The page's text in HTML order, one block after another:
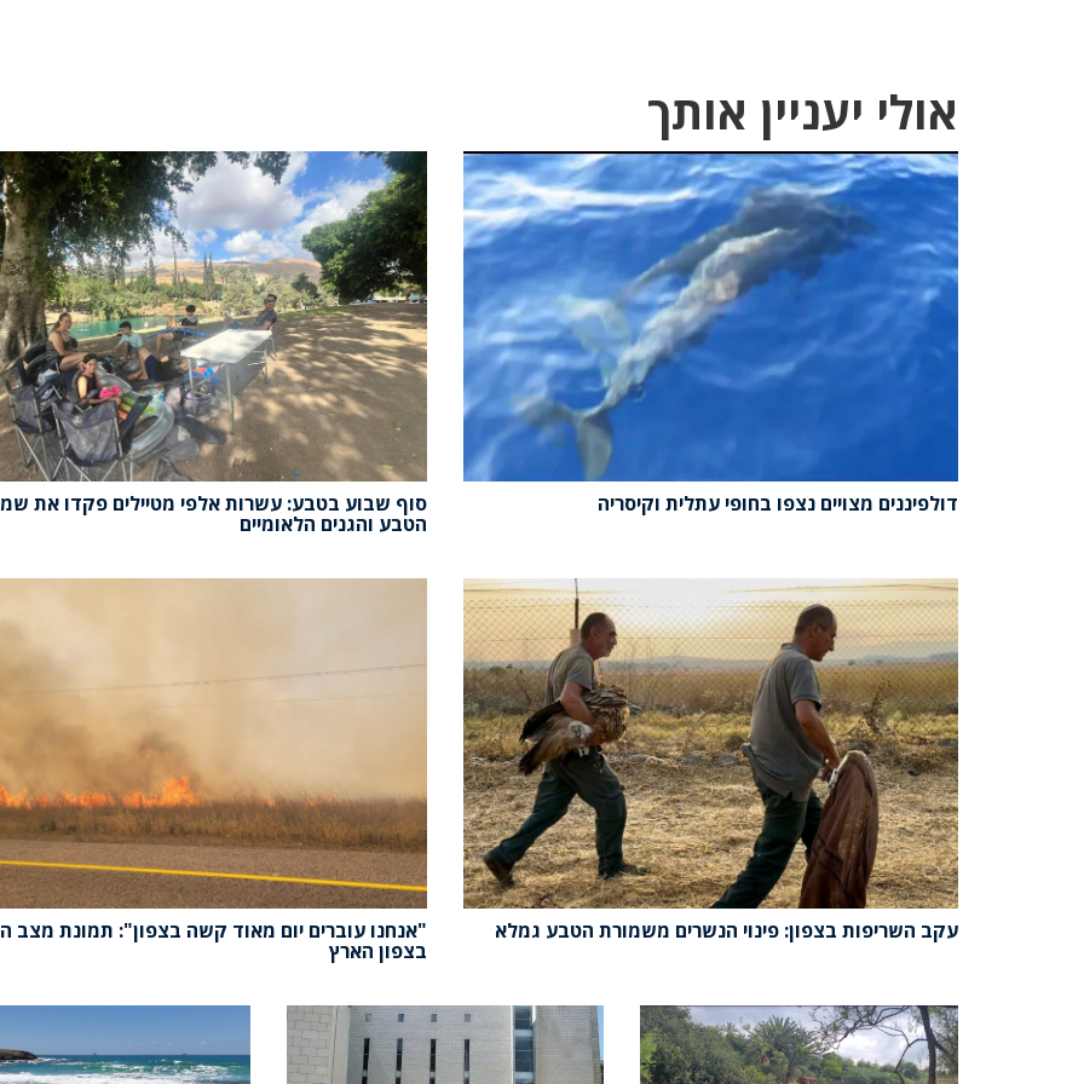
אולי יעניין אותך
דולפיננים מצויים נצפו בחופי עתלית וקיסריה סוף שבוע בטבע: עשרות אלפי מטיילים פקדו את
הטבע והגנים הלאומיים
עקב השריפות בצפון: פינוי הנשרים משמורת הטבע גמלא "אנחנו עוברים יום מאוד קשה בצפון": תמונת מצב
בצפון הארץ